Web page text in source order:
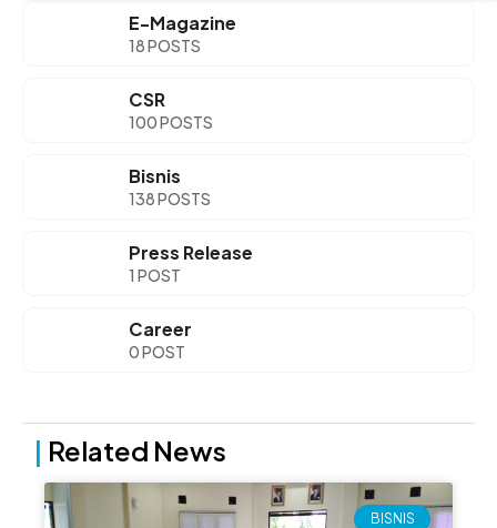
E-Magazine
18 POSTS
CSR
100 POSTS
Bisnis
138 POSTS
Press Release
1 POST
Career
0 POST
| Related News
BISNIS
Page PagePagePage